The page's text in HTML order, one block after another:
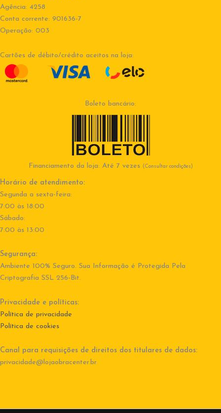
Agência: 4258
Conta corrente: 901636-7
Operação: 003
Cartões de débito/crédito aceitos na loja:
Boleto bancário:
Financiamento da loja: Até 7 vezes (Consultar condições)
Horário de atendimento:
Segunda a sexta-feira:
7:00 às 18:00
Sábado:
7:00 às 13:00
Segurança:
Ambiente 100% Seguro. Sua Informação é Protegida Pela
Criptografia SSL 256-Bit.
Privacidade e políticas:
Política de privacidade
Política de cookies
Canal para requisições de direitos dos titulares de dados:
privacidade@lojaobracenter.br